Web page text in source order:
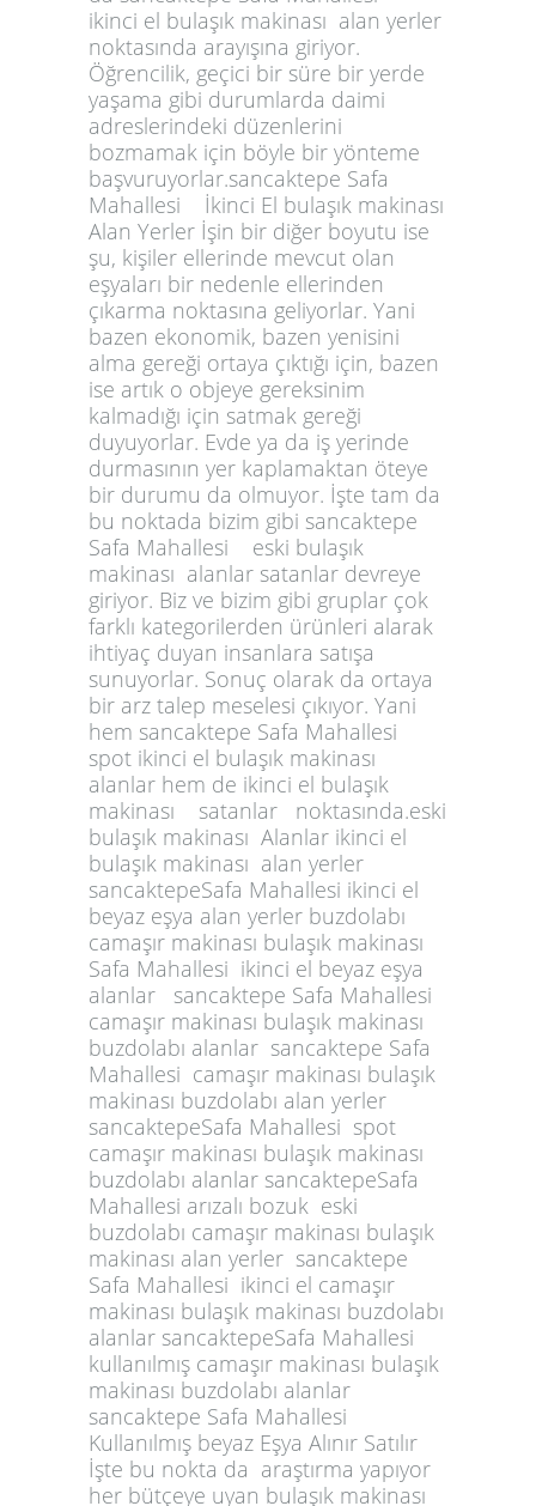
ikinci el bulaşık makinası alan yerler
noktasında arayışına giriyor.
Öğrencilik, geçici bir süre bir yerde
yaşama gibi durumlarda daimi
adreslerindeki düzenlerini
bozmamak için böyle bir yönteme
başvuruyorlar.sancaktepe Safa
Mahallesi İkinci El bulaşık makinası
Alan Yerler İşin bir diğer boyutu ise
şu, kişiler ellerinde mevcut olan
eşyaları bir nedenle ellerinden
çıkarma noktasına geliyorlar. Yani
bazen ekonomik, bazen yenisini
alma gereği ortaya çıktığı için, bazen
ise artık o objeye gereksinim
kalmadığı için satmak gereği
duyuyorlar. Evde ya da iş yerinde
durmasının yer kaplamaktan öteye
bir durumu da olmuyor. İşte tam da
bu noktada bizim gibi sancaktepe
Safa Mahallesi eski bulaşık
makinası alanlar satanlar devreye
giriyor. Biz ve bizim gibi gruplar çok
farklı kategorilerden ürünleri alarak
ihtiyaç duyan insanlara satışa
sunuyorlar. Sonuç olarak da ortaya
bir arz talep meselesi çıkıyor. Yani
hem sancaktepe Safa Mahallesi
spot ikinci el bulaşık makinası
alanlar hem de ikinci el bulaşık
makinası satanlar noktasında.eski
bulaşık makinası Alanlar ikinci el
bulaşık makinası alan yerler
sancaktepeSafa Mahallesi ikinci el
beyaz eşya alan yerler buzdolabı
camaşır makinası bulaşık makinası
Safa Mahallesi ikinci el beyaz eşya
alanlar sancaktepe Safa Mahallesi
camaşır makinası bulaşık makinası
buzdolabı alanlar sancaktepe Safa
Mahallesi camaşır makinası bulaşık
makinası buzdolabı alan yerler
sancaktepeSafa Mahallesi spot
camaşır makinası bulaşık makinası
buzdolabı alanlar sancaktepeSafa
Mahallesi arızalı bozuk eski
buzdolabı camaşır makinası bulaşık
makinası alan yerler sancaktepe
Safa Mahallesi ikinci el camaşır
makinası bulaşık makinası buzdolabı
alanlar sancaktepeSafa Mahallesi
kullanılmış camaşır makinası bulaşık
makinası buzdolabı alanlar
sancaktepe Safa Mahallesi
Kullanılmış beyaz Eşya Alınır Satılır
İşte bu nokta da araştırma yapıyor
her bütçeye uyan bulaşık makinası